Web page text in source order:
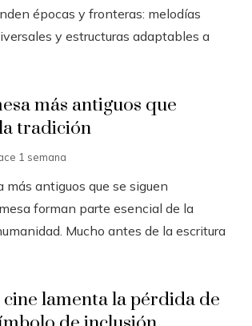
épocas y fronteras: melodías
y estructuras adaptables a
más antiguos que
tradición
1 semana
más antiguos que se siguen
forman parte esencial de la
Mucho antes de la escritura
lamenta la pérdida de